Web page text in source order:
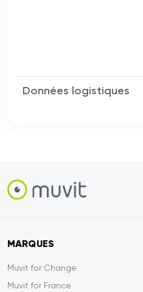
Données logistiques
MARQUES
Muvit for Change
Muvit for France